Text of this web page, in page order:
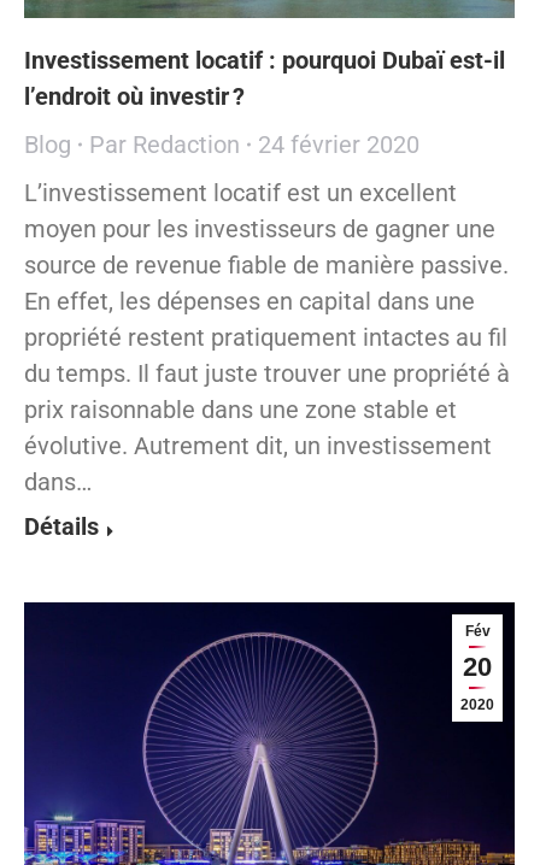
Investissement locatif : pourquoi Dubaï est-il
l’endroit où investir ?
Blog
Par Redaction
24 février 2020
L’investissement locatif est un excellent
moyen pour les investisseurs de gagner une
source de revenue fiable de manière passive.
En effet, les dépenses en capital dans une
propriété restent pratiquement intactes au fil
du temps. Il faut juste trouver une propriété à
prix raisonnable dans une zone stable et
évolutive. Autrement dit, un investissement
dans…
Détails
Fév
20
2020